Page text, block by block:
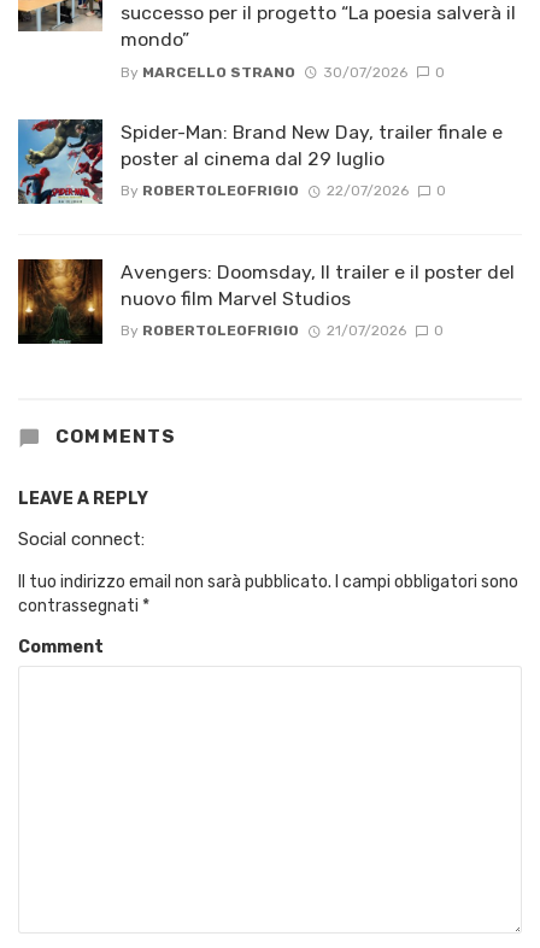
successo per il progetto “La poesia salverà il
mondo”
By MARCELLO STRANO 30/07/2026 0
Spider-Man: Brand New Day, trailer finale e
poster al cinema dal 29 luglio
By ROBERTOLEOFRIGIO 22/07/2026 0
Avengers: Doomsday, Il trailer e il poster del
nuovo film Marvel Studios
By ROBERTOLEOFRIGIO 21/07/2026 0
COMMENTS
LEAVE A REPLY
Social connect:
Il tuo indirizzo email non sarà pubblicato. I campi obbligatori sono
contrassegnati *
Comment